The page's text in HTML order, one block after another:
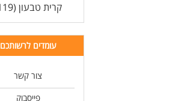
קרית טבעון (119)
עומדים לרשותכם
צור קשר
פייסבוק